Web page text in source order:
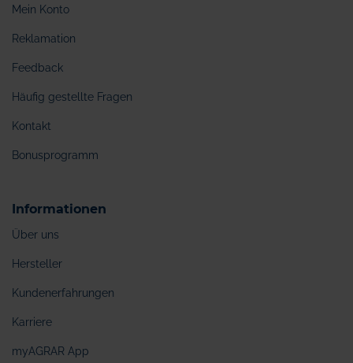
Mein Konto
Reklamation
Feedback
Häufig gestellte Fragen
Kontakt
Bonusprogramm
Informationen
Über uns
Hersteller
Kundenerfahrungen
Karriere
myAGRAR App